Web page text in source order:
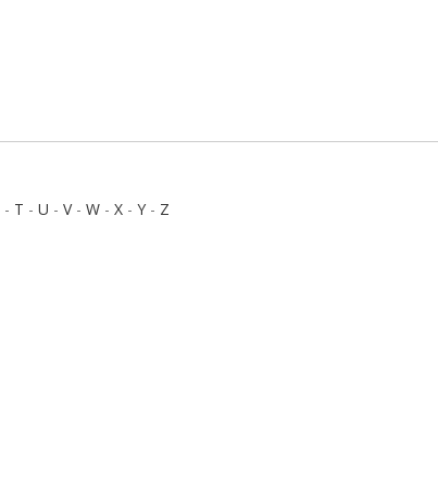
- T - U - V- W - X - Y - Z